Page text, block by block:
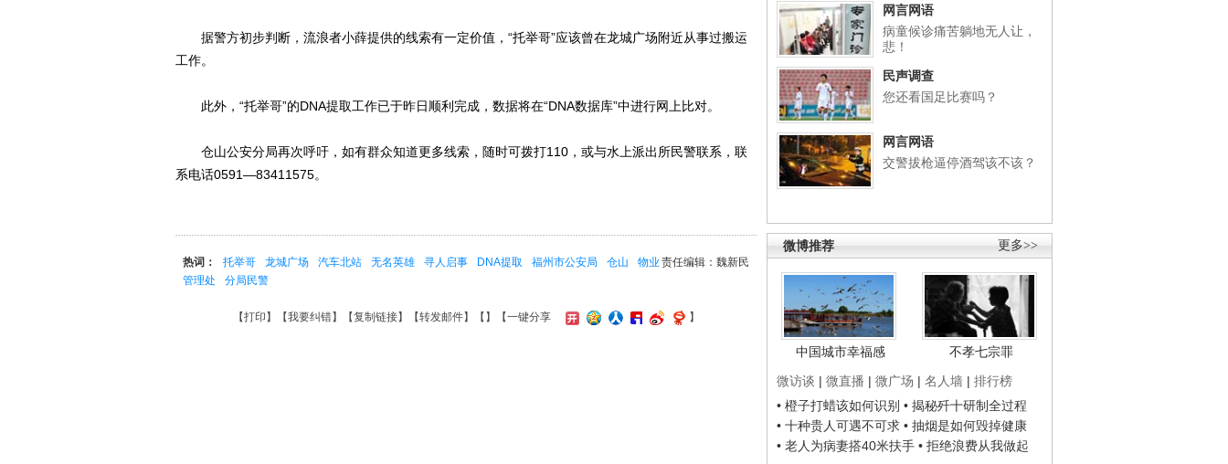
网言网语
病童候诊痛苦躺地无人让，
悲！
民声调查
您还看国足比赛吗？
网言网语
交警拔枪逼停酒驾该不该？
更多>>
微博推荐
中国城市幸福感
不孝七宗罪
微访谈 | 微直播 | 微广场 | 名人墙 | 排行榜
• 橙子打蜡该如何识别 • 揭秘歼十研制全过程
• 十种贵人可遇不可求 • 抽烟是如何毁掉健康
• 老人为病妻搭40米扶手 • 拒绝浪费从我做起
据警方初步判断，流浪者小薛提供的线索有一定价值，“托举哥”应该曾在龙城广场附近从事过搬运
工作。
此外，“托举哥”的DNA提取工作已于昨日顺利完成，数据将在“DNA数据库”中进行网上比对。
仓山公安分局再次呼吁，如有群众知道更多线索，随时可拨打110，或与水上派出所民警联系，联
系电话0591―83411575。
责任编辑：魏新民
热词： 托举哥 龙城广场 汽车北站 无名英雄 寻人启事 DNA提取 福州市公安局 仓山
物业
管理处
分局民警
【打印 】【我要纠错】【复制链接】【转发邮件】【 】 【一键分享 】